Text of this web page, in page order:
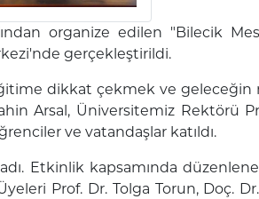
organize edilen "Bilecik
gerçekleştirildi.
dikkat çekmek ve geleceğin
Arsal, Üniversitemiz Rektörü
ve vatandaşlar katıldı.
Etkinlik kapsamında
Prof. Dr. Tolga Torun, Doç.